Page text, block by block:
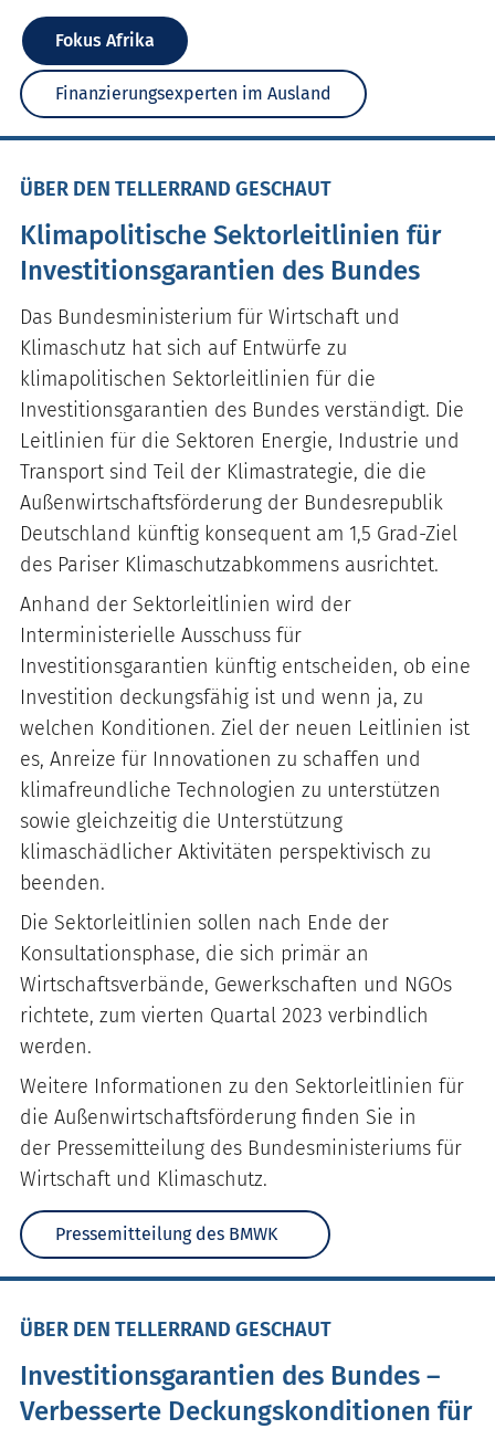
Fokus Afrika
Finanzierungsexperten im Ausland
ÜBER DEN TELLERRAND GESCHAUT
Klimapolitische Sektorleitlinien für
Investitionsgarantien des Bundes
Das Bundesministerium für Wirtschaft und
Klimaschutz hat sich auf Entwürfe zu
klimapolitischen Sektorleitlinien für die
Investitionsgarantien des Bundes verständigt. Die
Leitlinien für die Sektoren Energie, Industrie und
Transport sind Teil der Klimastrategie, die die
Außenwirtschaftsförderung der Bundesrepublik
Deutschland künftig konsequent am 1,5 Grad-Ziel
des Pariser Klimaschutzabkommens ausrichtet.
Anhand der Sektorleitlinien wird der
Interministerielle Ausschuss für
Investitionsgarantien künftig entscheiden, ob eine
Investition deckungsfähig ist und wenn ja, zu
welchen Konditionen. Ziel der neuen Leitlinien ist
es, Anreize für Innovationen zu schaffen und
klimafreundliche Technologien zu unterstützen
sowie gleichzeitig die Unterstützung
klimaschädlicher Aktivitäten perspektivisch zu
beenden.
Die Sektorleitlinien sollen nach Ende der
Konsultationsphase, die sich primär an
Wirtschaftsverbände, Gewerkschaften und NGOs
richtete, zum vierten Quartal 2023 verbindlich
werden.
Weitere Informationen zu den Sektorleitlinien für
die Außenwirtschaftsförderung finden Sie in
der Pressemitteilung des Bundesministeriums für
Wirtschaft und Klimaschutz.
Pressemitteilung des BMWK
ÜBER DEN TELLERRAND GESCHAUT
Investitionsgarantien des Bundes –
Verbesserte Deckungskonditionen für